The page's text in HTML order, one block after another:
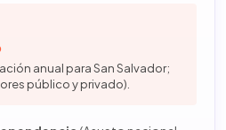
anual para San Salvador;
público y privado).